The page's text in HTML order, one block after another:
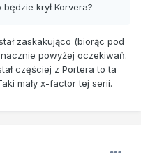
krył Korvera?
zaskakująco (biorąc pod
powyżej oczekiwań.
częściej z Portera to ta
mały x-factor tej serii.